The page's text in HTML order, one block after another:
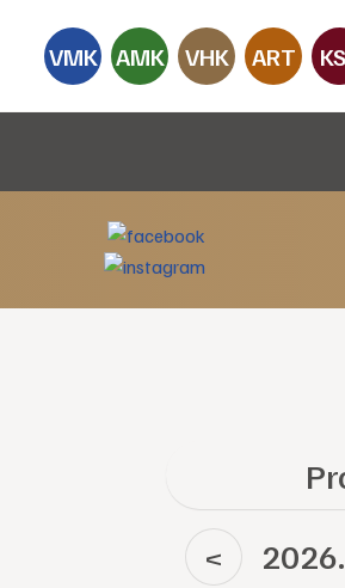
VMK AMK VHK ART
<